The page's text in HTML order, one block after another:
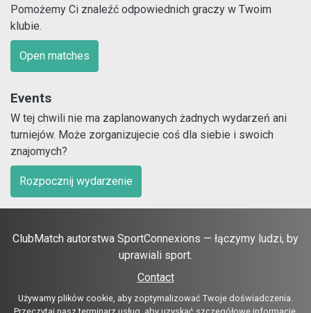
Pomożemy Ci znaleźć odpowiednich graczy w Twoim
klubie.
Open matches
Events
W tej chwili nie ma zaplanowanych żadnych wydarzeń ani
turniejów. Może zorganizujecie coś dla siebie i swoich
znajomych?
Rozpocznij wydarzenie
ClubMatch autorstwa SportConnexions — łączymy ludzi, by
uprawiali sport.
Contact
Używamy plików cookie, aby zoptymalizować Twoje doświadczenia.